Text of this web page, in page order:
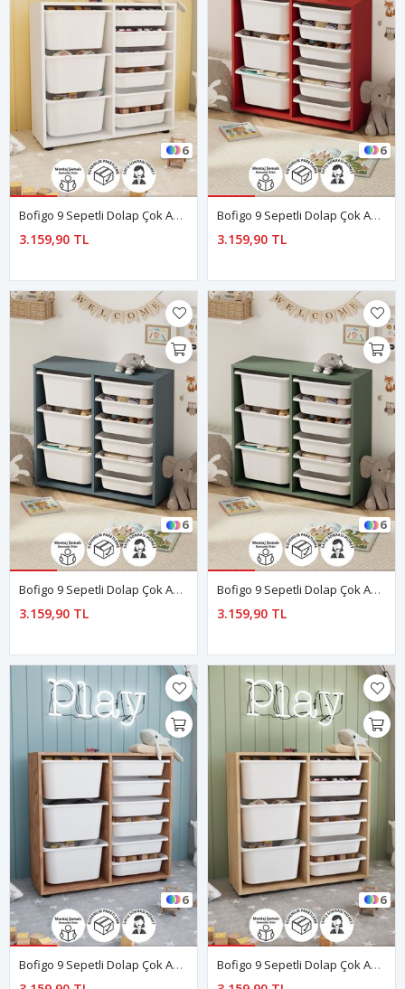
6
Bofigo 9 Sepetli Dolap Çok Amaçlı Dolap Oyuncak Dolabı Çağla Beyaz
3.159,90 TL
6
Bofigo 9 Sepetli Dolap Çok Amaçlı Dolap Oyuncak Dolabı Çağla Kırmızı
3.159,90 TL
6
Bofigo 9 Sepetli Dolap Çok Amaçlı Dolap Oyuncak Dolabı Çağla Mavi
3.159,90 TL
6
Bofigo 9 Sepetli Dolap Çok Amaçlı Dolap Oyuncak Dolabı Çağla Yeşil
3.159,90 TL
6
Bofigo 9 Sepetli Dolap Çok Amaçlı Dolap Oyuncak Dolabı Çağla Çam
6
Bofigo 9 Sepetli Dolap Çok Amaçlı Dolap Oyuncak Dolabı Çağla Safir Meşe